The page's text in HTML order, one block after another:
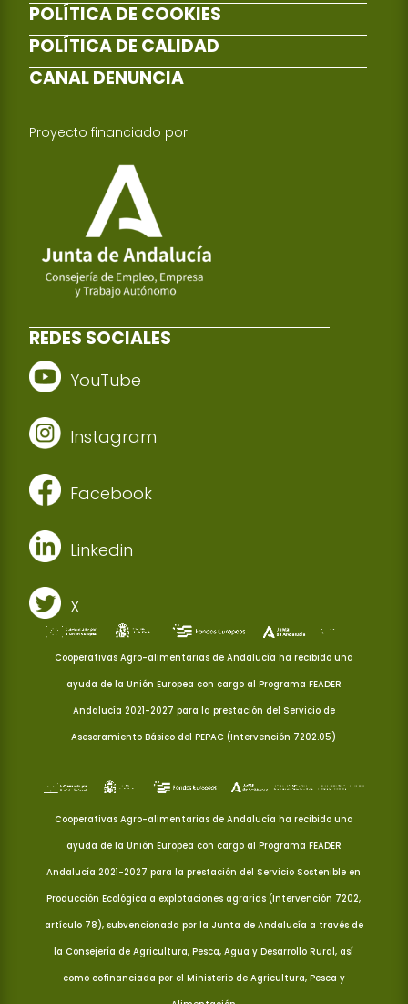
POLÍTICA DE COOKIES
POLÍTICA DE CALIDAD
CANAL DENUNCIA
Proyecto financiado por:
REDES SOCIALES
YouTube
Instagram
Facebook
Linkedin
X
Cooperativas Agro-alimentarias de Andalucía ha recibido una
ayuda de la Unión Europea con cargo al Programa FEADER
Andalucía 2021-2027 para la prestación del Servicio de
Asesoramiento Básico del PEPAC (Intervención 7202.05)
Cooperativas Agro-alimentarias de Andalucía ha recibido una
ayuda de la Unión Europea con cargo al Programa FEADER
Andalucía 2021-2027 para la prestación del Servicio Sostenible en
Producción Ecológica a explotaciones agrarias (Intervención 7202,
artículo 78), subvencionada por la Junta de Andalucía a través de
la Consejería de Agricultura, Pesca, Agua y Desarrollo Rural, así
como cofinanciada por el Ministerio de Agricultura, Pesca y